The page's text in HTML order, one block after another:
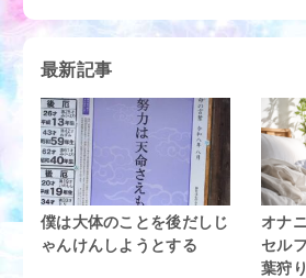
最新記事
僕は大体のことを後だしじ
ゃんけんしようとする
オナ
セル
葉狩り